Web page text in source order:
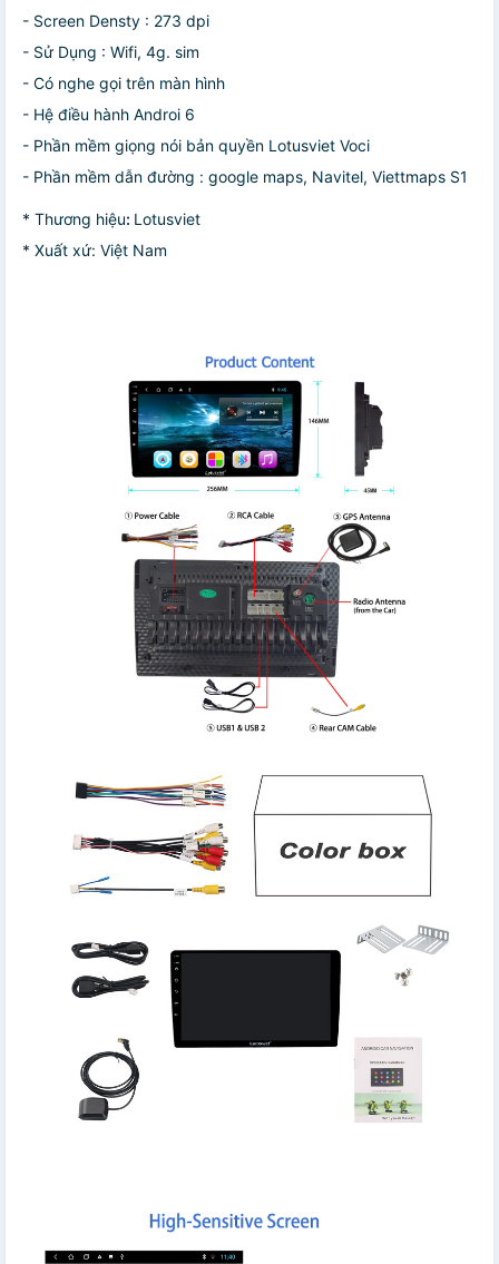
- Screen Densty : 273 dpi
- Sử Dụng : Wifi, 4g. sim
- Có nghe gọi trên màn hình
- Hệ điều hành Androi 6
- Phần mềm giọng nói bản quyền Lotusviet Voci
- Phần mềm dẫn đường : google maps, Navitel, Viettmaps S1
* Thương hiệu: Lotusviet
* Xuất xứ: Việt Nam